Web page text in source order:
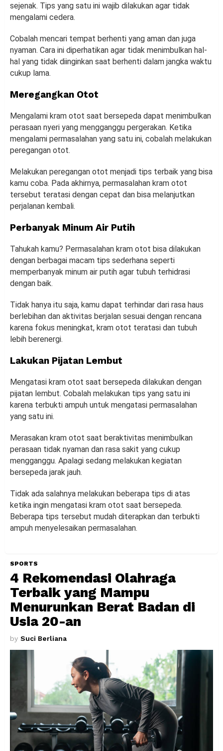
sejenak. Tips yang satu ini wajib dilakukan agar tidak
mengalami cedera.
Cobalah mencari tempat berhenti yang aman dan juga
nyaman. Cara ini diperhatikan agar tidak menimbulkan hal-
hal yang tidak diinginkan saat berhenti dalam jangka waktu
cukup lama.
Meregangkan Otot
Mengalami kram otot saat bersepeda dapat menimbulkan
perasaan nyeri yang mengganggu pergerakan. Ketika
mengalami permasalahan yang satu ini, cobalah melakukan
peregangan otot.
Melakukan peregangan otot menjadi tips terbaik yang bisa
kamu coba. Pada akhirnya, permasalahan kram otot
tersebut teratasi dengan cepat dan bisa melanjutkan
perjalanan kembali.
Perbanyak Minum Air Putih
Tahukah kamu? Permasalahan kram otot bisa dilakukan
dengan berbagai macam tips sederhana seperti
memperbanyak minum air putih agar tubuh terhidrasi
dengan baik.
Tidak hanya itu saja, kamu dapat terhindar dari rasa haus
berlebihan dan aktivitas berjalan sesuai dengan rencana
karena fokus meningkat, kram otot teratasi dan tubuh
lebih berenergi.
Lakukan Pijatan Lembut
Mengatasi kram otot saat bersepeda dilakukan dengan
pijatan lembut. Cobalah melakukan tips yang satu ini
karena terbukti ampuh untuk mengatasi permasalahan
yang satu ini.
Merasakan kram otot saat beraktivitas menimbulkan
perasaan tidak nyaman dan rasa sakit yang cukup
mengganggu. Apalagi sedang melakukan kegiatan
bersepeda jarak jauh.
Tidak ada salahnya melakukan beberapa tips di atas
ketika ingin mengatasi kram otot saat bersepeda.
Beberapa tips tersebut mudah diterapkan dan terbukti
ampuh menyelesaikan permasalahan.
SPORTS
4 Rekomendasi Olahraga
Terbaik yang Mampu
Menurunkan Berat Badan di
Usia 20-an
by Suci Berliana